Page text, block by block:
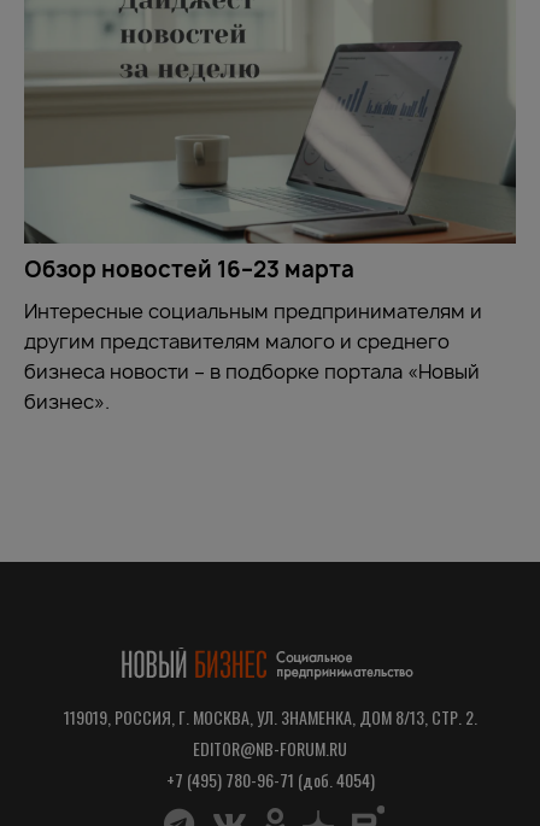
Обзор новостей 16–23 марта
Интересные социальным предпринимателям и
другим представителям малого и среднего
бизнеса новости – в подборке портала «Новый
бизнес».
119019, РОССИЯ, Г. МОСКВА, УЛ. ЗНАМЕНКА, ДОМ 8/13, СТР. 2.
EDITOR@NB-FORUM.RU
+7 (495) 780-96-71 (доб. 4054)